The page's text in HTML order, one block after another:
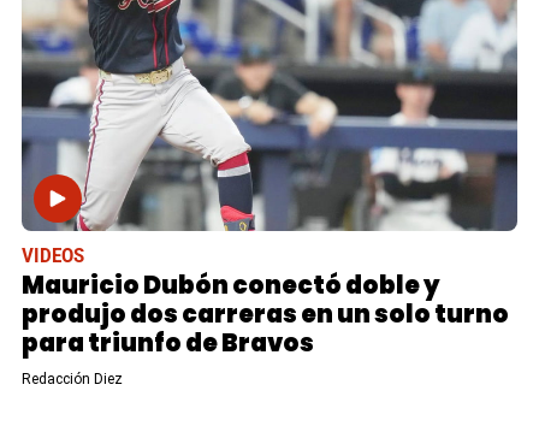
VIDEOS
Mauricio Dubón conectó doble y
produjo dos carreras en un solo turno
para triunfo de Bravos
Redacción Diez